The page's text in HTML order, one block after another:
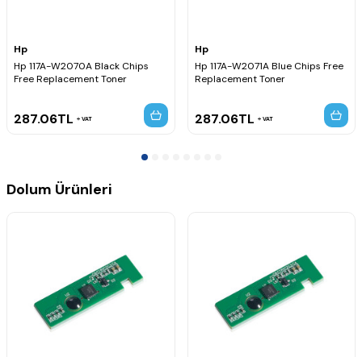
Hp
Hp 117A-W2070A Black Chips
Free Replacement Toner
287.06TL VAT
Hp
Hp 117A-W2071A Blue Chips Free
Replacement Toner
287.06TL VAT
Dolum Ürünleri